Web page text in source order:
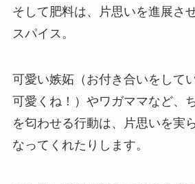
そして肥料は、片思いを進展さ
スパイス。
可愛い嫉妬（お付き合いをして
可愛くね！）やワガママなど、
を匂わせる行動は、片思いを実
なってくれたりします。